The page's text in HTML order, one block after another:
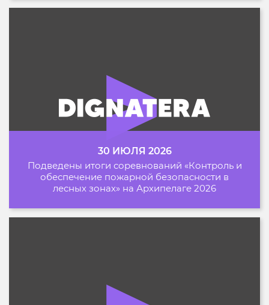
30 ИЮЛЯ 2026
Подведены итоги соревнований «Контроль и
обеспечение пожарной безопасности в
лесных зонах» на Архипелаге 2026